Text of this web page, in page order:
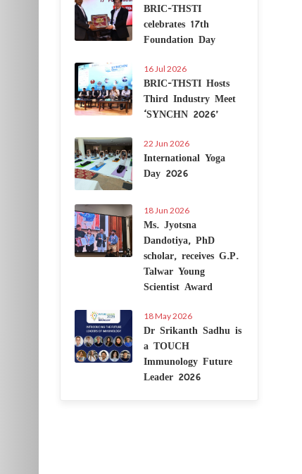
BRIC-THSTI
celebrates 17th
Foundation Day
16 Jul 2026
BRIC-THSTI Hosts
Third Industry Meet
‘SYNCHN 2026’
22 Jun 2026
International Yoga
Day 2026
18 Jun 2026
Ms. Jyotsna
Dandotiya, PhD
scholar, receives G.P.
Talwar Young
Scientist Award
18 May 2026
Dr Srikanth Sadhu is
a TOUCH
Immunology Future
Leader 2026